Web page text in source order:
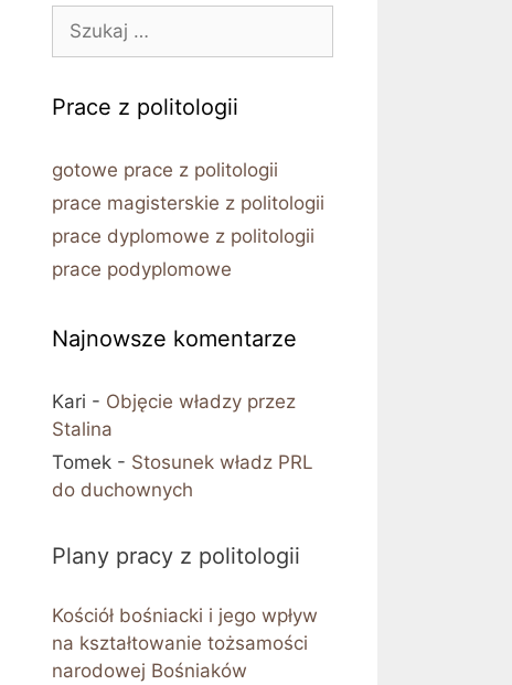
Szukaj:
Prace z politologii
gotowe prace z politologii
prace magisterskie z politologii
prace dyplomowe z politologii
prace podyplomowe
Najnowsze komentarze
Kari - Objęcie władzy przez
Stalina
Tomek - Stosunek władz PRL
do duchownych
Plany pracy z politologii
Kościół bośniacki i jego wpływ
na kształtowanie tożsamości
narodowej Bośniaków